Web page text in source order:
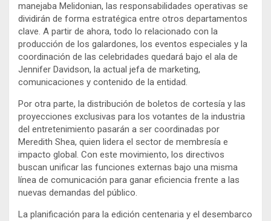
manejaba Melidonian, las responsabilidades operativas se
dividirán de forma estratégica entre otros departamentos
clave. A partir de ahora, todo lo relacionado con la
producción de los galardones, los eventos especiales y la
coordinación de las celebridades quedará bajo el ala de
Jennifer Davidson, la actual jefa de marketing,
comunicaciones y contenido de la entidad.
Por otra parte, la distribución de boletos de cortesía y las
proyecciones exclusivas para los votantes de la industria
del entretenimiento pasarán a ser coordinadas por
Meredith Shea, quien lidera el sector de membresía e
impacto global. Con este movimiento, los directivos
buscan unificar las funciones externas bajo una misma
línea de comunicación para ganar eficiencia frente a las
nuevas demandas del público.
La planificación para la edición centenaria y el desembarco